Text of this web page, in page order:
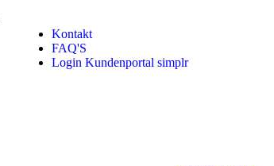
Kontakt
FAQ'S
Login Kundenportal simplr